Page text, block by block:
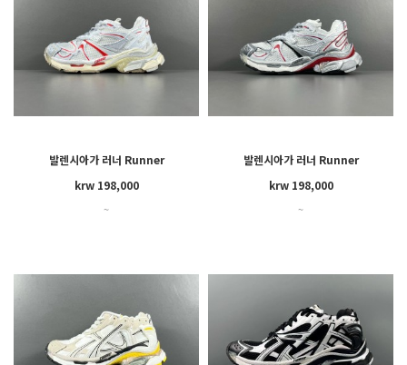
발렌시아가 러너 Runner
krw 198,000
~
발렌시아가 러너 Runner
krw 198,000
~